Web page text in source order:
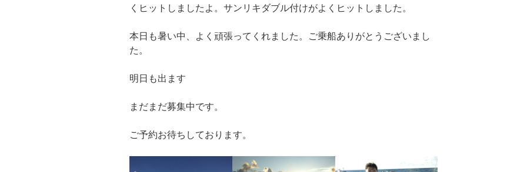
くヒットしましたよ。サンリキダブル付けがよくヒットしました。
本日も暑い中、よく頑張ってくれました。ご乗船ありがとうございまし
た。
明日も出ます
まだまだ募集中です。
ご予約お待ちしております。